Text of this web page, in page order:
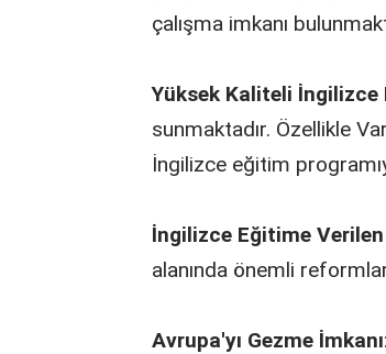
çalışma imkanı
Yüksek Kaliteli İngilizce
sunmaktadır. Özellikle
İngilizce eğitim
İngilizce Eğitime
alanında önemli
Avrupa'yı Gezme İmkanı